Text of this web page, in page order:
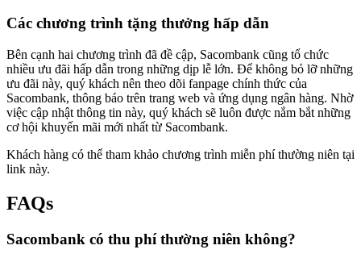
Các chương trình tặng thưởng hấp dẫn
Bên cạnh hai chương trình đã đề cập, Sacombank cũng tổ chức
nhiều ưu đãi hấp dẫn trong những dịp lễ lớn. Để không bỏ lỡ những
ưu đãi này, quý khách nên theo dõi fanpage chính thức của
Sacombank, thông báo trên trang web và ứng dụng ngân hàng. Nhờ
việc cập nhật thông tin này, quý khách sẽ luôn được nắm bắt những
cơ hội khuyến mãi mới nhất từ Sacombank.
Khách hàng có thể tham khảo chương trình miễn phí thường niên tại
link này.
FAQs
Sacombank có thu phí thường niên không?